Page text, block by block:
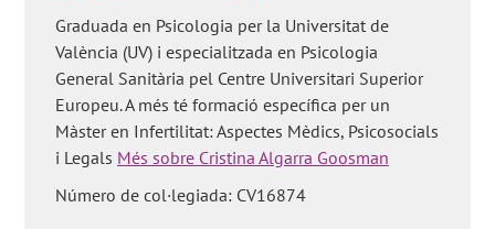
Graduada en Psicologia per la Universitat de
València (UV) i especialitzada en Psicologia
General Sanitària pel Centre Universitari Superior
Europeu. A més té formació específica per un
Màster en Infertilitat: Aspectes Mèdics, Psicosocials
i Legals Més sobre Cristina Algarra Goosman
Número de col·legiada: CV16874